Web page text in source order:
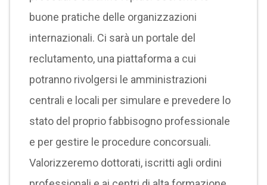
buone pratiche delle organizzazioni
internazionali. Ci sarà un portale del
reclutamento, una piattaforma a cui
potranno rivolgersi le amministrazioni
centrali e locali per simulare e prevedere lo
stato del proprio fabbisogno professionale
e per gestire le procedure concorsuali.
Valorizzeremo dottorati, iscritti agli ordini